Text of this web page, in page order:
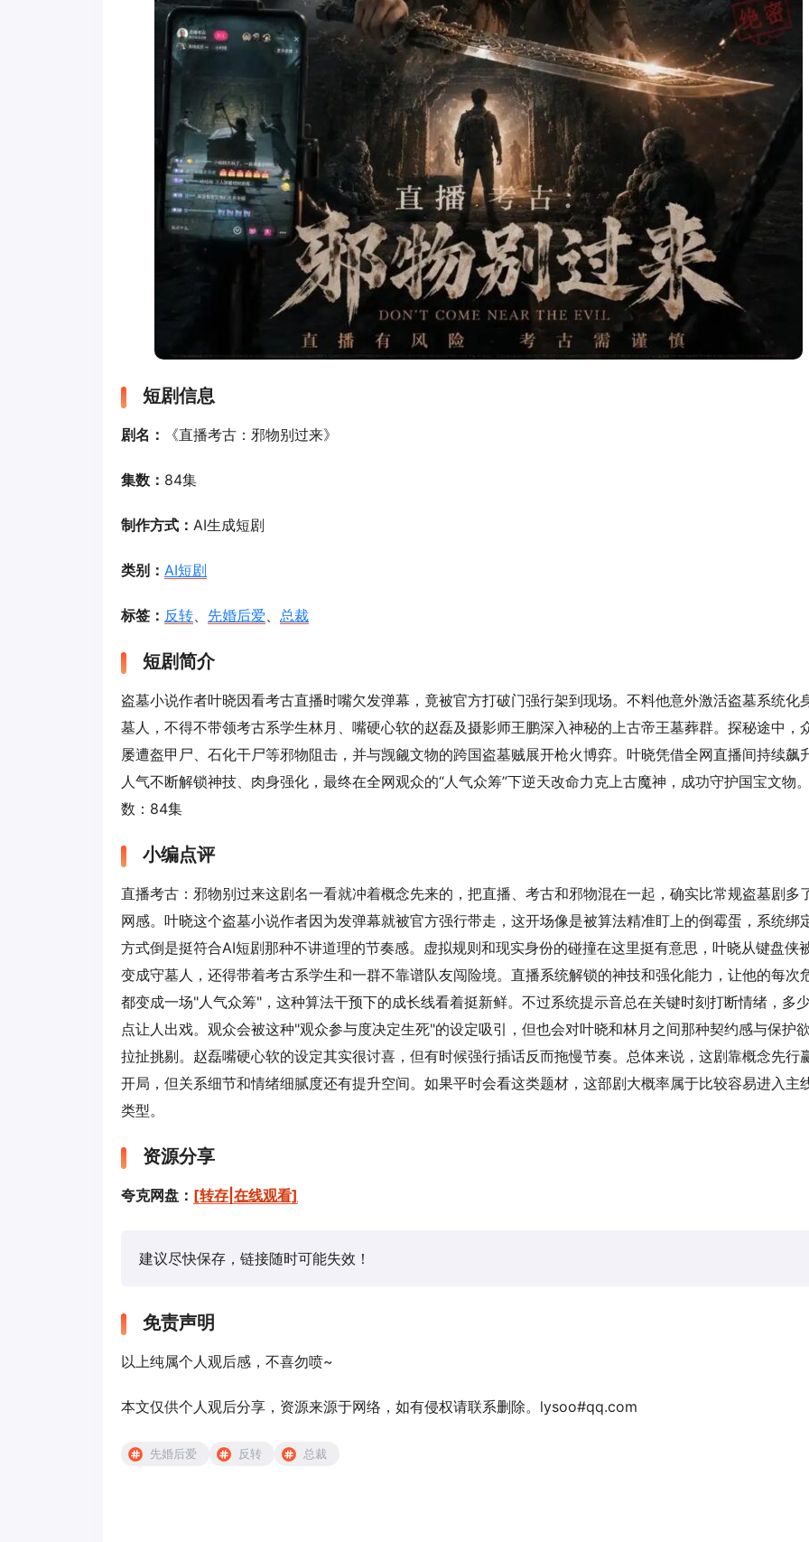
短剧信息
剧名： 《直播考古：邪物别过来》
集数： 84集
制作方式： AI生成短剧
类别： AI短剧
标签： 反转、 先婚后爱、 总裁
短剧简介
盗墓小说作者叶晓因看考古直播时嘴欠发弹幕，竟被官方打破门强行架到现场。不料他意外激活盗墓系统化
墓人，不得不带领考古系学生林月、嘴硬心软的赵磊及摄影师王鹏深入神秘的上古帝王墓葬群。探秘途中，
屡遭盔甲尸、石化干尸等邪物阻击，并与觊觎文物的跨国盗墓贼展开枪火博弈。叶晓凭借全网直播间持续飙
人气不断解锁神技、肉身强化，最终在全网观众的“人气众筹”下逆天改命力克上古魔神，成功守护国宝文物
数：84集
小编点评
直播考古：邪物别过来这剧名一看就冲着概念先来的，把直播、考古和邪物混在一起，确实比常规盗墓剧多
网感。叶晓这个盗墓小说作者因为发弹幕就被官方强行带走，这开场像是被算法精准盯上的倒霉蛋，系统绑
方式倒是挺符合AI短剧那种不讲道理的节奏感。虚拟规则和现实身份的碰撞在这里挺有意思，叶晓从键盘侠
变成守墓人，还得带着考古系学生和一群不靠谱队友闯险境。直播系统解锁的神技和强化能力，让他的每次
都变成一场"人气众筹"，这种算法干预下的成长线看着挺新鲜。不过系统提示音总在关键时刻打断情绪，多
点让人出戏。观众会被这种"观众参与度决定生死"的设定吸引，但也会对叶晓和林月之间那种契约感与保护
拉扯挑剔。赵磊嘴硬心软的设定其实很讨喜，但有时候强行插话反而拖慢节奏。总体来说，这剧靠概念先行
开局，但关系细节和情绪细腻度还有提升空间。如果平时会看这类题材，这部剧大概率属于比较容易进入主
类型。
资源分享
夸克网盘： [转存|在线观看]
建议尽快保存，链接随时可能失效！
免责声明
以上纯属个人观后感，不喜勿喷~
本文仅供个人观后分享，资源来源于网络，如有侵权请联系删除。lysoo#qq.com
先婚后爱 反转 总裁